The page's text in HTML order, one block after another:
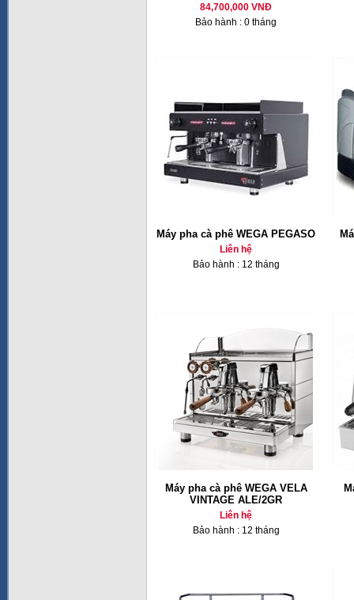
84,700,000 VNĐ
Bảo hành : 0 tháng
Máy pha cà phê WEGA PEGASO
Liên hệ
Bảo hành : 12 tháng
Máy pha cà phê WEGA VELA
VINTAGE ALE/2GR
Liên hệ
Bảo hành : 12 tháng